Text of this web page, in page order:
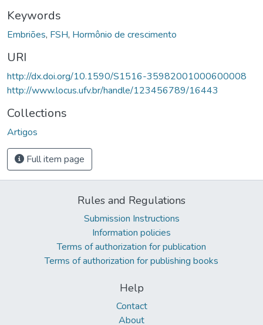
Keywords
Embriões, FSH, Hormônio de crescimento
URI
http://dx.doi.org/10.1590/S1516-35982001000600008
http://www.locus.ufv.br/handle/123456789/16443
Collections
Artigos
Full item page
Rules and Regulations
Submission Instructions
Information policies
Terms of authorization for publication
Terms of authorization for publishing books
Help
Contact
About